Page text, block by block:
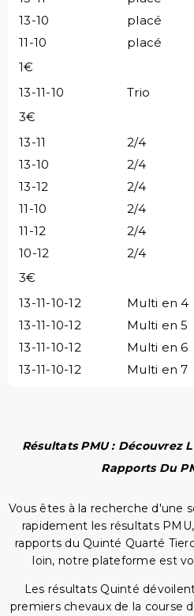
13-10
placé
11-10
placé
1€
13-11-10
Trio
3€
13-11
2/4
13-10
2/4
13-12
2/4
11-10
2/4
11-12
2/4
10-12
2/4
3€
13-11-10-12
Multi en 4
13-11-10-12
Multi en 5
13-11-10-12
Multi en 6
13-11-10-12
Multi en 7
Résultats PMU : Découvrez
Rapports Du
Vous êtes à la recherche d'une
rapidement les résultats
rapports du Quinté Quarté
loin, notre plateforme est
Les résultats Quinté
premiers chevaux de la course